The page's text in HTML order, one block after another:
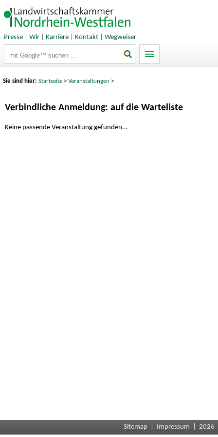
Presse| Wir| Karriere| Kontakt| Wegweiser
Sie sind hier:Startseite >Veranstaltungen >
Verbindliche Anmeldung: auf die Warteliste
Keine passende Veranstaltung gefunden...
Sitemap Impressum | 2026